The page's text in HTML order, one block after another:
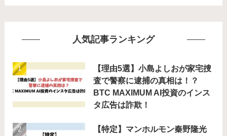
人気記事ランキング
【理由5選】小島よしおが家宅捜
査で警察に逮捕の真相は！？
BTC MAXIMUM AI投資のインス
タ広告は詐欺！
【特定】マンホルモン秦野隆光